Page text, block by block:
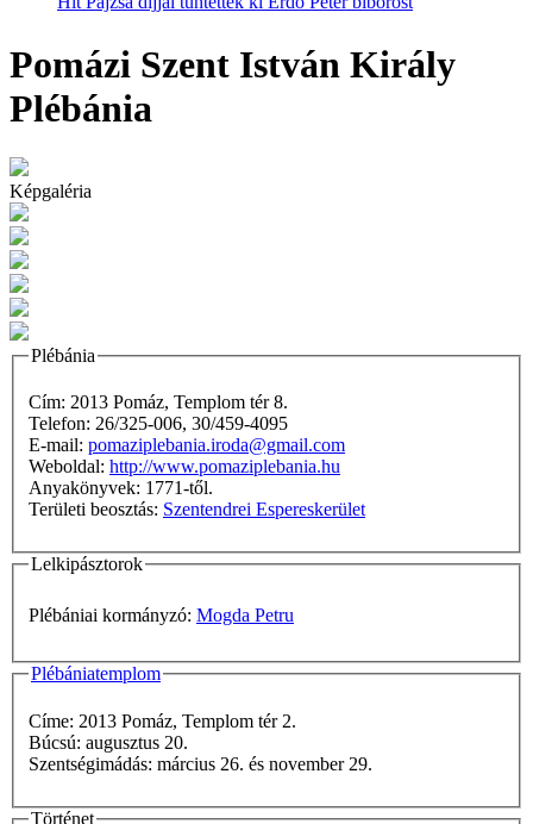
Pomázi Szent István Király
Plébánia
Képgaléria
Plébánia
Cím: 2013 Pomáz, Templom tér 8.
Telefon: 26/325-006, 30/459-4095
E-mail: pomaziplebania.iroda@gmail.com
Weboldal: http://www.pomaziplebania.hu
Anyakönyvek: 1771-től.
Területi beosztás: Szentendrei Espereskerület
Lelkipásztorok
Plébániai kormányzó: Mogda Petru
Plébániatemplom
Címe: 2013 Pomáz, Templom tér 2.
Búcsú: augusztus 20.
Szentségimádás: március 26. és november 29.
Történet